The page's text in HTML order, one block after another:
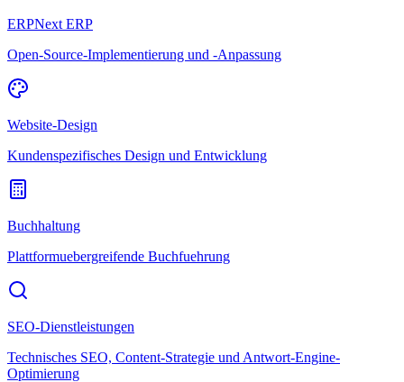
ERPNext ERP
Open-Source-Implementierung und -Anpassung
Website-Design
Kundenspezifisches Design und Entwicklung
Buchhaltung
Plattformuebergreifende Buchfuehrung
SEO-Dienstleistungen
Technisches SEO, Content-Strategie und Antwort-Engine-
Optimierung